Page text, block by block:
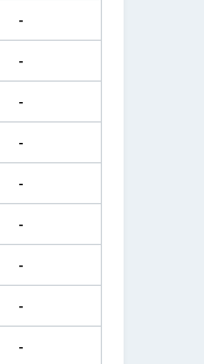
-
-
-
-
-
-
-
-
-